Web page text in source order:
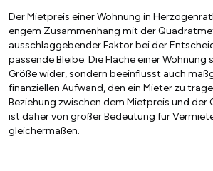
Der Mietpreis einer Wohnung in
engem Zusammenhang mit der
ausschlaggebender Faktor bei der
passende Bleibe. Die Fläche einer
Größe wider, sondern beeinflusst auch
finanziellen Aufwand, den ein Mieter zu
Beziehung zwischen dem Mietpreis und
ist daher von großer Bedeutung für
gleichermaßen.